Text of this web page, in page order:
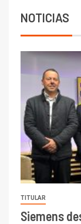
NOTICIAS
TITULAR
Siemens